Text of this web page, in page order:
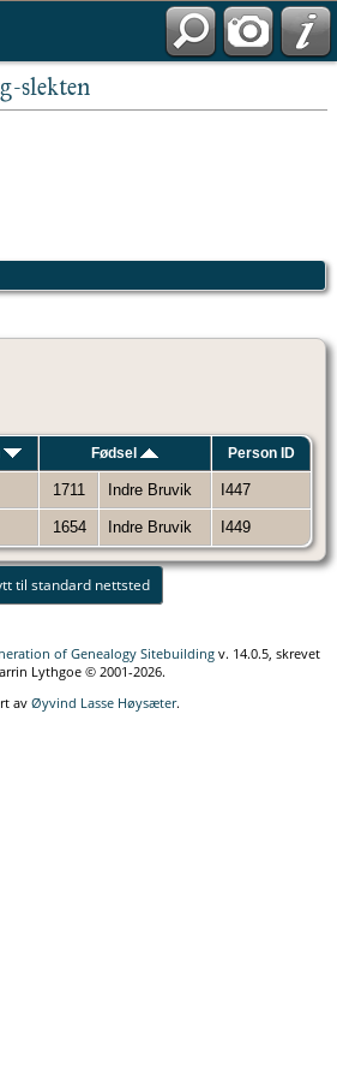
slekten
Fødsel Person ID
1711 Indre Bruvik I447
1654 Indre Bruvik I449
til standard nettsted
of Genealogy Sitebuildingv. 14.0.5, skrevet
Lythgoe © 2001-2026.
avØyvind Lasse Høysæter.